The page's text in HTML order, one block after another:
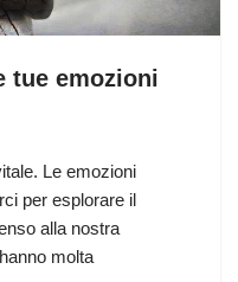
tue emozioni
Le emozioni
per esplorare il
alla nostra
molta